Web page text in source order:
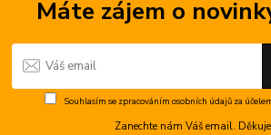
Máte zájem o
Souhlasím se zpracováním osobních údajůza
Zanechte nám Váš email.